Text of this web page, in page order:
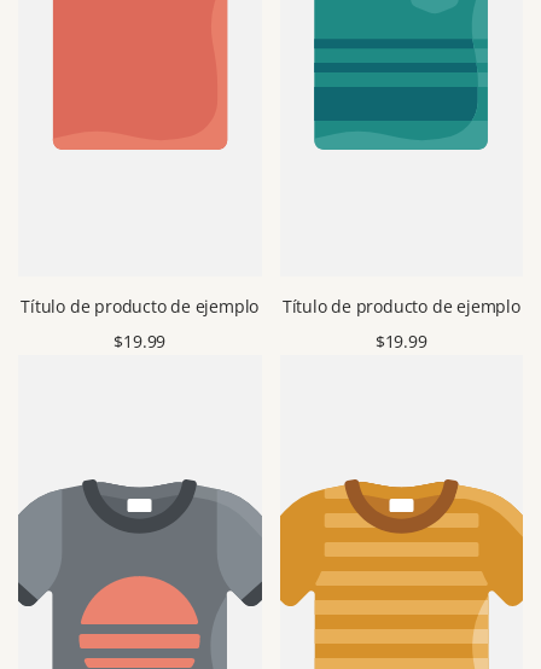
Título de producto de ejemplo
Precio
$19.99
Título de producto de ejemplo
Precio
$19.99